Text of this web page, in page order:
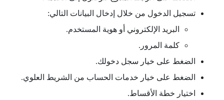
تسجيل الدخول من خلال إدخال البيانات التالي:
البريد الإلكتروني أو هوية المستخدم.
كلمة المرور.
الضغط على خيار سجل دخولك.
الضغط على خيار خدمات الحساب من الشريط العلوي.
اختيار خطة الأقساط.